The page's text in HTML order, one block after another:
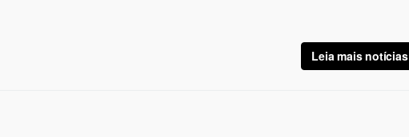
Leia mais notícias